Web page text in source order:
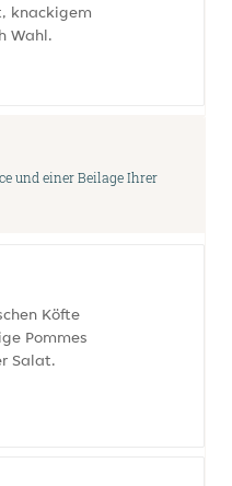
knackigem
Wahl.
und einer Beilage Ihrer
Köfte
Pommes
Salat.